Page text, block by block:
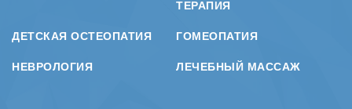
ТЕРАПИЯ
ДЕТСКАЯ ОСТЕОПАТИЯ ГОМЕОПАТИЯ
НЕВРОЛОГИЯ ЛЕЧЕБНЫЙ МАССАЖ